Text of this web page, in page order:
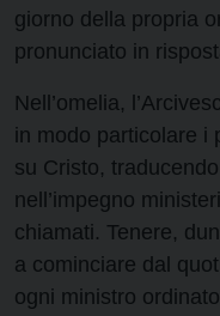
giorno della propria
pronunciato in
Nell’omelia,
in modo particolare i
su Cristo,
nell’impegno
chiamati. Tenere,
a cominciare dal
ogni ministro